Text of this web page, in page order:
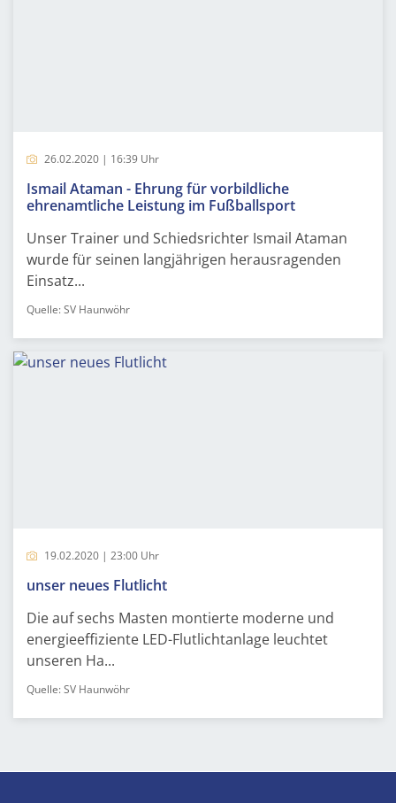
26.02.2020 | 16:39 Uhr
Ismail Ataman - Ehrung für vorbildliche
ehrenamtliche Leistung im Fußballsport
Unser Trainer und Schiedsrichter Ismail Ataman
wurde für seinen langjährigen herausragenden
Einsatz...
Quelle: SV Haunwöhr
19.02.2020 | 23:00 Uhr
unser neues Flutlicht
Die auf sechs Masten montierte moderne und
energieeffiziente LED-Flutlichtanlage leuchtet
unseren Ha...
Quelle: SV Haunwöhr